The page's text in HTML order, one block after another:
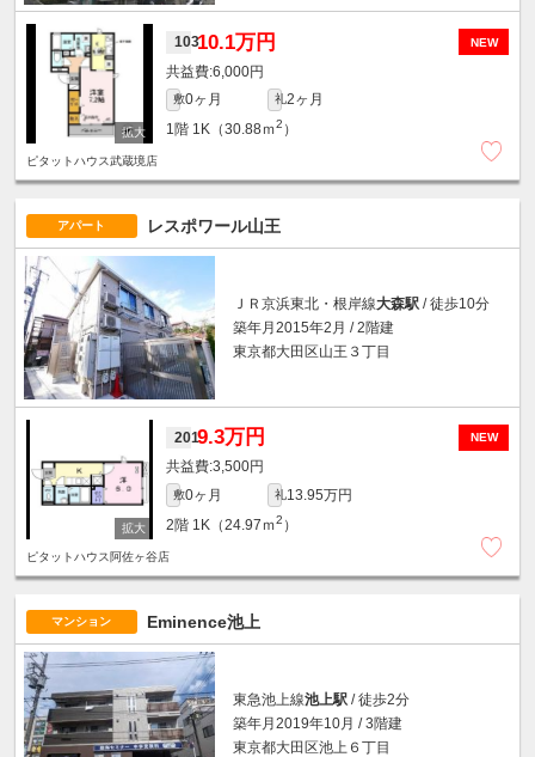
NEW
10310.1万円
6,000円
敷0ヶ月 礼2ヶ月
1階 1K（30.88ｍ2 ）
ピタットハウス武蔵境店
アパート レスポワール山王
ＪＲ京浜東北・根岸線大森駅 / 徒歩10分
築年月2015年2月 / 2階建
東京都大田区山王３丁目
NEW
2019.3万円
3,500円
敷0ヶ月 礼13.95万円
2階 1K（24.97ｍ2 ）
ピタットハウス阿佐ヶ谷店
マンション Eminence池上
東急池上線池上駅 / 徒歩2分
築年月2019年10月 / 3階建
東京都大田区池上６丁目